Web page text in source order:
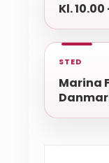
Kl. 10.00
STED
Marina